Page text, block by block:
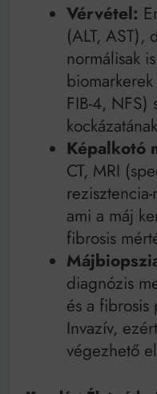
Vérvétel:
(ALT, AST),
normálisak
FIB-4, NFS)
Képalkotó
CT, MRI
ami a máj
fibrosis
diagnózis
és a fibrosis
Invazív,
végezhető